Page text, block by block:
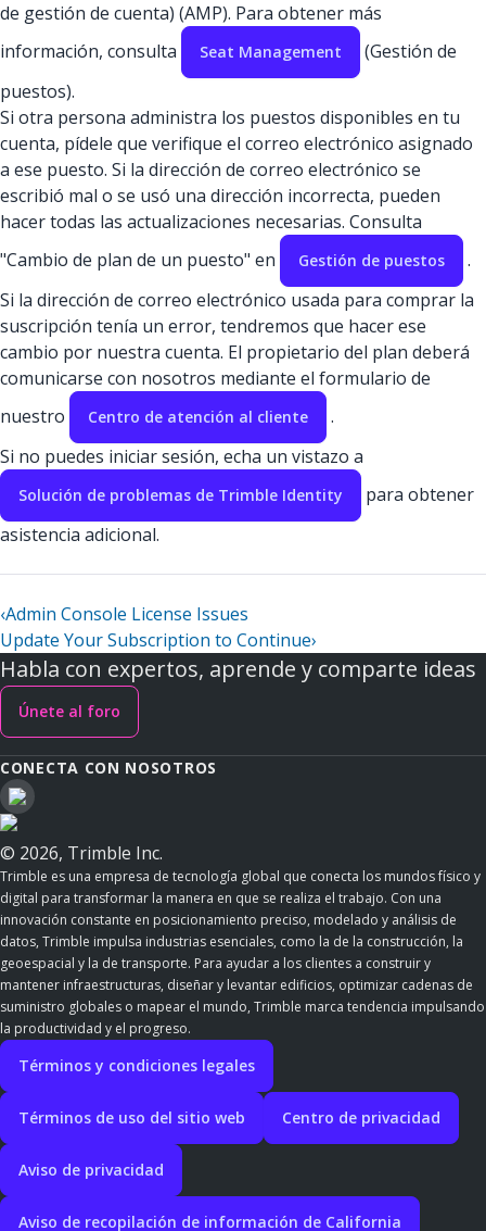
de gestión de cuenta) (AMP). Para obtener más
información, consulta
Seat Management
(Gestión de
puestos).
Si otra persona administra los puestos disponibles en tu
cuenta, pídele que verifique el correo electrónico asignado
a ese puesto. Si la dirección de correo electrónico se
escribió mal o se usó una dirección incorrecta, pueden
hacer todas las actualizaciones necesarias. Consulta
"Cambio de plan de un puesto" en
Gestión de puestos
.
Si la dirección de correo electrónico usada para comprar la
suscripción tenía un error, tendremos que hacer ese
cambio por nuestra cuenta. El propietario del plan deberá
comunicarse con nosotros mediante el formulario de
nuestro
Centro de atención al cliente
.
Si no puedes iniciar sesión, echa un vistazo a
Solución de problemas de Trimble Identity
para obtener
asistencia adicional.
‹Admin Console License Issues
Update Your Subscription to Continue›
Habla con expertos, aprende y comparte ideas
Únete al foro
CONECTA CON NOSOTROS
© 2026, Trimble Inc.
Trimble es una empresa de tecnología global que conecta los mundos físico y
digital para transformar la manera en que se realiza el trabajo. Con una
innovación constante en posicionamiento preciso, modelado y análisis de
datos, Trimble impulsa industrias esenciales, como la de la construcción, la
geoespacial y la de transporte. Para ayudar a los clientes a construir y
mantener infraestructuras, diseñar y levantar edificios, optimizar cadenas de
suministro globales o mapear el mundo, Trimble marca tendencia impulsando
la productividad y el progreso.
Términos y condiciones legales
Términos de uso del sitio web Centro de privacidad
Aviso de privacidad
Aviso de recopilación de información de California